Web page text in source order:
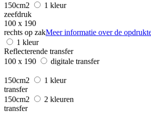
150cm2
1 kleur
zeefdruk
100 x 190
rechts op zakMeer informatie over de
1 kleur
Reflecterende transfer
100 x 190
digitale transfer
150cm2
1 kleur
transfer
150cm2
2 kleuren
transfer